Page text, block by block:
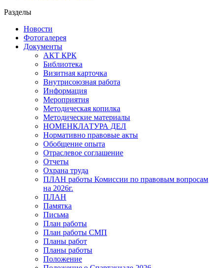
Разделы
Новости
Фотогалерея
Документы
АКТ КРК
Библиотека
Визитная карточка
Внутрисоюзная работа
Информация
Мероприятия
Методическая копилка
Методические материалы
НОМЕНКЛАТУРА ДЕЛ
Нормативно правовые акты
Обобщение опыта
Отраслевое соглашение
Отчеты
Охрана труда
ПЛАН работы Комиссии по правовым вопросам
на 2026г.
ПЛАН
Памятка
Письма
План работы
План работы СМП
Планы работ
Планы работы
Положение